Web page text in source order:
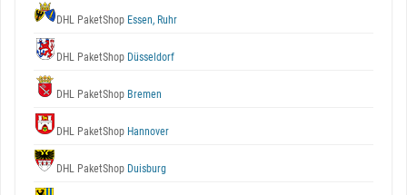
DHL PaketShop Essen, Ruhr
DHL PaketShop Düsseldorf
DHL PaketShop Bremen
DHL PaketShop Hannover
DHL PaketShop Duisburg